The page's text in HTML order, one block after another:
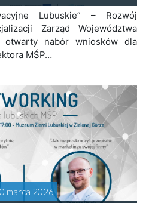
Lubuskie” – Rozwój
Zarząd Województwa
otwarty nabór wniosków dla
MŚP…
marca 2026